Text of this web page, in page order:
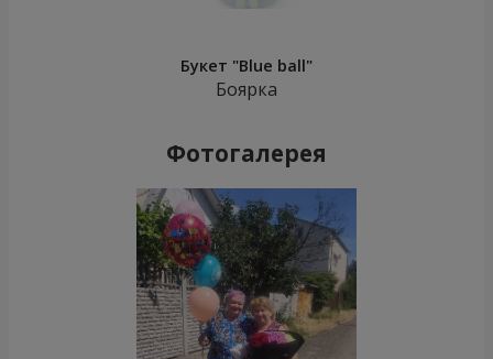
Букет "Blue ball"
Боярка
Фотогалерея